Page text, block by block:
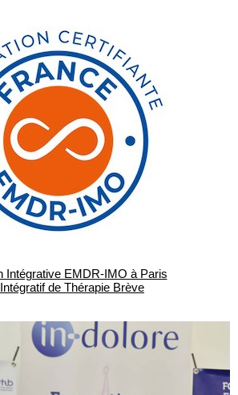
Intégrative EMDR-IMO à Paris
de Thérapie Brève